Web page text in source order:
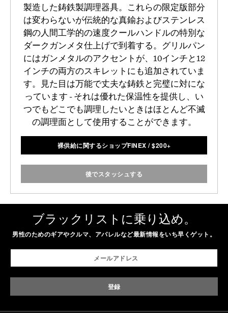
製造した鋳鉄製調理器具。これらの限定版部分
は変わらないが伝統的な真鍮およびステンレス
鋼の人間工学的の速度クールハンドルの特別な
ダークガンメタ仕上げで到着する。グリルパン
にはガンメタルのアクセントが、10インチと12
インチの両方のスキレットにも追加されていま
す。見た目は万能で丈夫な鋳鉄と完璧に対にな
っています - それは優れた保温性を提供し、い
つでもどこでも調理したいときはほとんど不滅
の調理面として使用することができます。
裸供給に関するショップFINEX /$200+
後でスタッシュする
ブラックリストに乗り込め。
男性のためのギアやクルマ、アパレルなど最新情報をいち早くゲット。